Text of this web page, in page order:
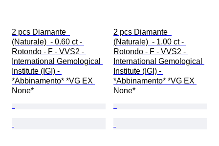
2 pcs Diamante
(Naturale)  - 0.60 ct -
Rotondo - F - VVS2 -
International Gemological
Institute (IGI) -
*Abbinamento* *VG EX
None*
2 pcs Diamante
(Naturale)  - 1.00 ct -
Rotondo - F - VVS2 -
International Gemological
Institute (IGI) -
*Abbinamento* *VG EX
None*